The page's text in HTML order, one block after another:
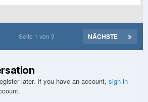
NÄCHSTE
Seite 1 von 9
later. If you have an account, sign in